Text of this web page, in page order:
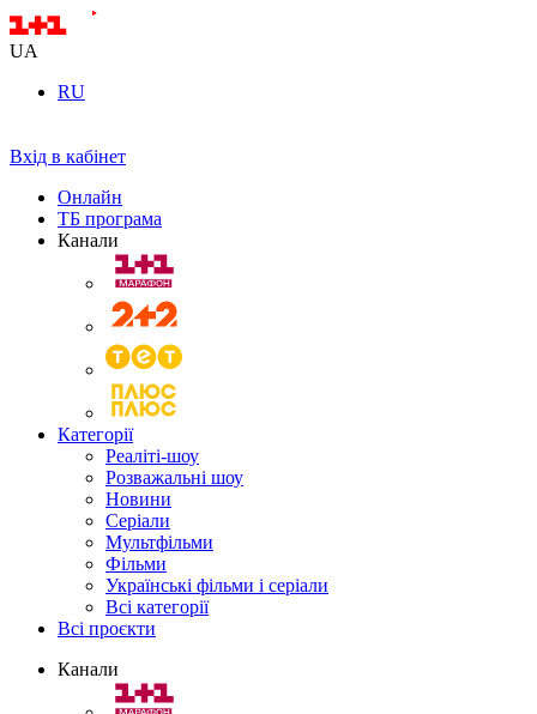
UA
RU
Вхід в кабінет
Онлайн
ТБ програма
Канали
Категорії
Реаліті-шоу
Розважальні шоу
Новини
Серіали
Мультфільми
Фільми
Українські фільми і серіали
Всі категорії
Всі проєкти
Канали